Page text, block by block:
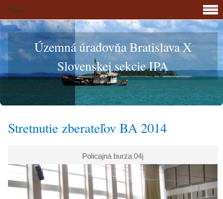
Územná úradovňa Bratislava X
Slovenskej sekcie IPA
Stretnutie zberateľov BA 2014
Policajná burza 04j
Menu